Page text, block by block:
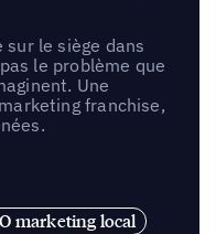
sur le siège dans
le problème que
Une
franchise,
marketing local